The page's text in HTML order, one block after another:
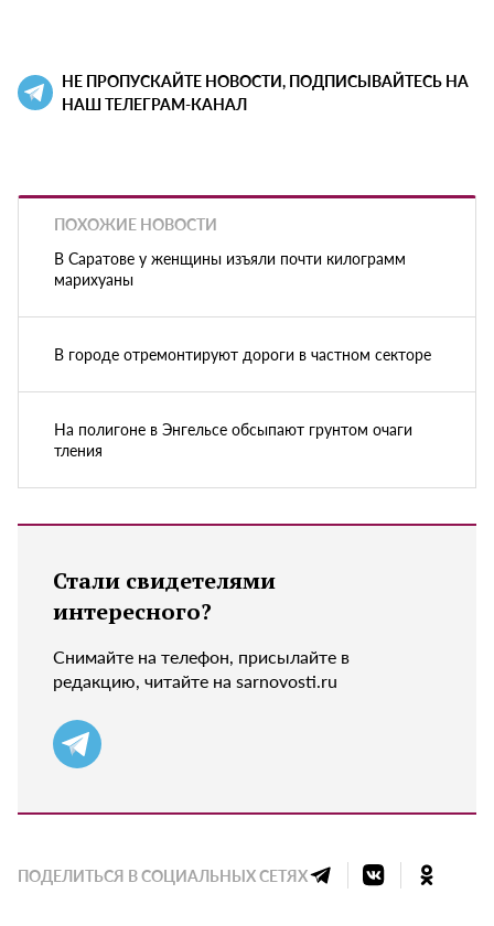
НЕ ПРОПУСКАЙТЕ НОВОСТИ, ПОДПИСЫВАЙТЕСЬ НА
НАШ ТЕЛЕГРАМ-КАНАЛ
ПОХОЖИЕ НОВОСТИ
В Саратове у женщины изъяли почти килограмм
марихуаны
В городе отремонтируют дороги в частном секторе
На полигоне в Энгельсе обсыпают грунтом очаги
тления
Стали свидетелями
интересного?
Снимайте на телефон, присылайте в
редакцию, читайте на sarnovosti.ru
ПОДЕЛИТЬСЯ В СОЦИАЛЬНЫХ СЕТЯХ